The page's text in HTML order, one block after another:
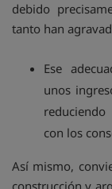
debido
tanto han
Ese
unos
con los
Así mismo,
construcción y